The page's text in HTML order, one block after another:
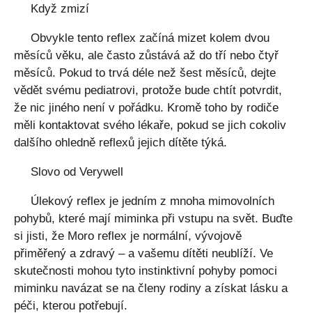
Když zmizí
Obvykle tento reflex začíná mizet kolem dvou
měsíců věku, ale často zůstává až do tří nebo čtyř
měsíců. Pokud to trvá déle než šest měsíců, dejte
vědět svému pediatrovi, protože bude chtít potvrdit,
že nic jiného není v pořádku. Kromě toho by rodiče
měli kontaktovat svého lékaře, pokud se jich cokoliv
dalšího ohledně reflexů jejich dítěte týká.
Slovo od Verywell
Úlekový reflex je jedním z mnoha mimovolních
pohybů, které mají miminka při vstupu na svět. Buďte
si jisti, že Moro reflex je normální, vývojově
přiměřený a zdravý – a vašemu dítěti neublíží. Ve
skutečnosti mohou tyto instinktivní pohyby pomoci
miminku navázat se na členy rodiny a získat lásku a
péči, kterou potřebují.